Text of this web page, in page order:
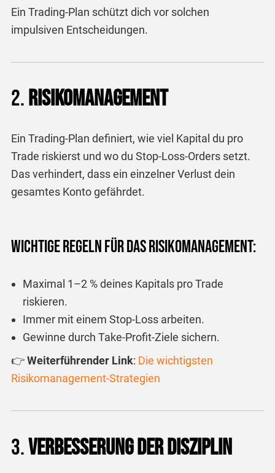
Ein Trading-Plan schützt dich vor solchen
impulsiven Entscheidungen.
2.Risikomanagement
Ein Trading-Plan definiert, wie viel Kapital du pro
Trade riskierst und wo du Stop-Loss-Orders setzt.
Das verhindert, dass ein einzelner Verlust dein
gesamtes Konto gefährdet.
Wichtige Regeln für das Risikomanagement:
Maximal 1–2 % deines Kapitals pro Trade
riskieren.
Immer mit einem Stop-Loss arbeiten.
Gewinne durch Take-Profit-Ziele sichern.
👉Weiterführender Link: Die wichtigsten
Risikomanagement-Strategien
3.Verbesserung der Disziplin